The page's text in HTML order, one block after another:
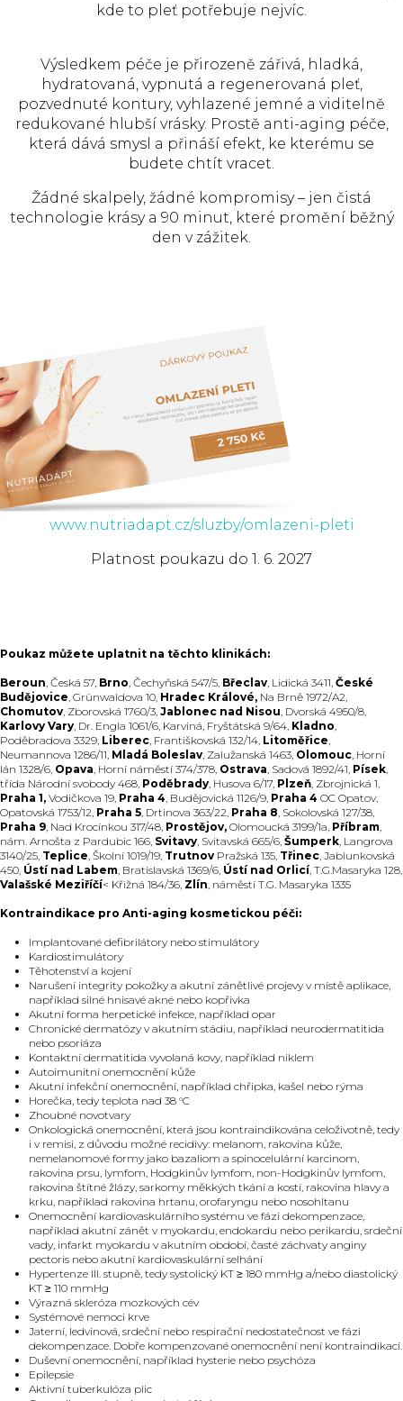
kde to pleť potřebuje nejvíc.
Výsledkem péče je přirozeně zářivá, hladká,
hydratovaná, vypnutá a regenerovaná pleť,
pozvednuté kontury, vyhlazené jemné a viditelně
redukované hlubší vrásky. Prostě anti-aging péče,
která dává smysl a přináší efekt, ke kterému se
budete chtít vracet.
Žádné skalpely, žádné kompromisy – jen čistá
technologie krásy a 90 minut, které promění běžný
den v zážitek.
www.nutriadapt.cz/sluzby/omlazeni-pleti
Platnost poukazu do 1. 6. 2027
Poukaz můžete uplatnit na těchto klinikách:
Beroun, Česká 57, Brno, Čechyňská 547/5, Břeclav, Lidická 3411, České
Budějovice, Grünwaldova 10, Hradec Králové, Na Brně 1972/A2,
Chomutov, Zborovská 1760/3, Jablonec nad Nisou, Dvorská 4950/8,
Karlovy Vary, Dr. Engla 1061/6, Karviná, Fryštátská 9/64, Kladno,
Poděbradova 3329, Liberec, Františkovská 132/14, Litoměřice,
Neumannova 1286/11, Mladá Boleslav, Zalužanská 1463, Olomouc, Horní
lán 1328/6, Opava, Horní náměstí 374/378, Ostrava, Sadová 1892/41, Písek,
třída Národní svobody 468, Poděbrady, Husova 6/17, Plzeň, Zbrojnická 1,
Praha 1, Vodičkova 19, Praha 4, Budějovická 1126/9, Praha 4 OC Opatov,
Opatovská 1753/12, Praha 5, Drtinova 363/22, Praha 8, Sokolovská 127/38,
Praha 9, Nad Krocínkou 317/48, Prostějov, Olomoucká 3199/1a, Příbram,
nám. Arnošta z Pardubic 166, Svitavy, Svitavská 665/6, Šumperk, Langrova
3140/25, Teplice, Školní 1019/19, Trutnov Pražská 135, Třinec, Jablunkovská
450, Ústí nad Labem, Bratislavská 1369/6, Ústí nad Orlicí, T.G.Masaryka 128,
Valašské Meziříčí< Křižná 184/36, Zlín, náměstí T.G. Masaryka 1335
Kontraindikace pro Anti-aging kosmetickou péči:
Implantované defibrilátory nebo stimulátory
Kardiostimulátory
Těhotenství a kojení
Narušení integrity pokožky a akutní zánětlivé projevy v místě aplikace,
například silné hnisavé akné nebo kopřivka
Akutní forma herpetické infekce, například opar
Chronické dermatózy v akutním stádiu, například neurodermatitida
nebo psoriáza
Kontaktní dermatitida vyvolaná kovy, například niklem
Autoimunitní onemocnění kůže
Akutní infekční onemocnění, například chřipka, kašel nebo rýma
Horečka, tedy teplota nad 38 °C
Zhoubné novotvary
Onkologická onemocnění, která jsou kontraindikována celoživotně, tedy
i v remisi, z důvodu možné recidivy: melanom, rakovina kůže,
nemelanomové formy jako bazaliom a spinocelulární karcinom,
rakovina prsu, lymfom, Hodgkinův lymfom, non-Hodgkinův lymfom,
rakovina štítné žlázy, sarkomy měkkých tkání a kostí, rakovina hlavy a
krku, například rakovina hrtanu, orofaryngu nebo nosohltanu
Onemocnění kardiovaskulárního systému ve fázi dekompenzace,
například akutní zánět v myokardu, endokardu nebo perikardu, srdeční
vady, infarkt myokardu v akutním období, časté záchvaty anginy
pectoris nebo akutní kardiovaskulární selhání
Hypertenze III. stupně, tedy systolický KT ≥ 180 mmHg a/nebo diastolický
KT ≥ 110 mmHg
Výrazná skleróza mozkových cév
Systémové nemoci krve
Jaterní, ledvinová, srdeční nebo respirační nedostatečnost ve fázi
dekompenzace. Dobře kompenzované onemocnění není kontraindikací.
Duševní onemocnění, například hysterie nebo psychóza
Epilepsie
Aktivní tuberkulóza plic